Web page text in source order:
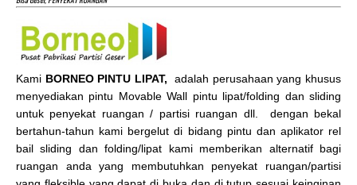
Kami BORNEO PINTU LIPAT, adalah perusahaan yang khusus
menyediakan pintu Movable Wall pintu lipat/folding dan sliding
untuk penyekat ruangan / partisi ruangan dll. dengan bekal
bertahun-tahun kami bergelut di bidang pintu dan aplikator rel
bail sliding dan folding/lipat kami memberikan alternatif bagi
ruangan anda yang membutuhkan penyekat ruangan/partisi